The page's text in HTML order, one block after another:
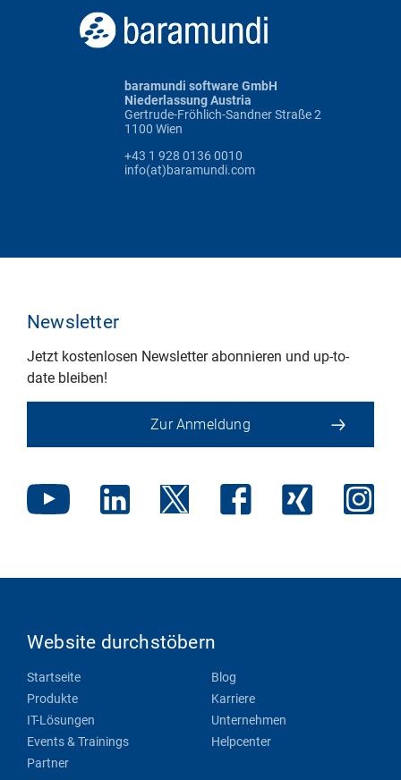
baramundi software GmbH
Niederlassung Austria
Gertrude-Fröhlich-Sandner Straße 2
1100 Wien
+43 1 928 0136 0010
info(at)baramundi.com
Newsletter
Jetzt kostenlosen Newsletter abonnieren und up-to-
date bleiben!
Zur Anmeldung
Website durchstöbern
Startseite
Produkte
IT-Lösungen
Events & Trainings
Partner
Blog
Karriere
Unternehmen
Helpcenter